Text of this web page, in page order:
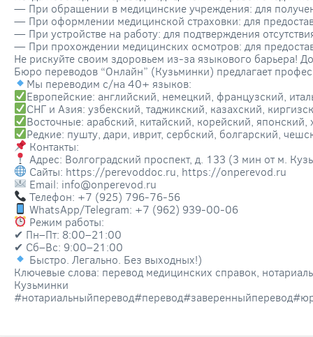
— При обращении в медицинские учреждения: для
— При оформлении медицинской страховки: для
— При устройстве на работу: для подтверждения
— При прохождении медицинских осмотров: для
Не рискуйте своим здоровьем из-за языкового барьера!
Бюро переводов “Онлайн” (Кузьминки) предлагает
Мы переводим с/на 40+ языков:
Европейские: английский, немецкий, французский,
СНГ и Азия: узбекский, таджикский, казахский,
Восточные: арабский, китайский, корейский, японский,
Редкие: пушту, дари, иврит, сербский, болгарский,
Контакты:
Адрес: Волгоградский проспект, д. 133 (3 мин от м.
Сайты: https://perevoddoc.ru, https://onperevod.ru
Email: info@onperevod.ru
Телефон: +7 (925) 796-76-56
WhatsApp/Telegram: +7 (962) 939-00-06
Режим работы:
✔ Пн–Пт: 8:00–21:00
✔ Сб–Вс: 9:00–21:00
Быстро. Легально. Без выходных!)
Ключевые слова: перевод медицинских справок,
Кузьминки